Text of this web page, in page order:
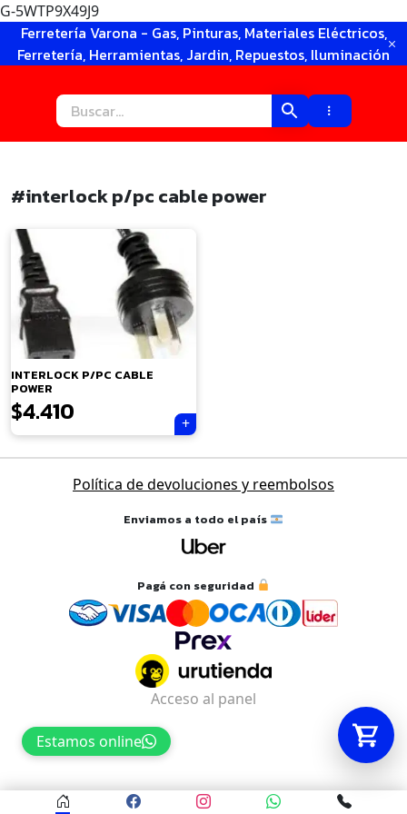
G-5WTP9X49J9
Ferretería Varona - Gas, Pinturas, Materiales Eléctricos,
Ferretería, Herramientas, Jardin, Repuestos, Iluminación
#interlock p/pc cable power
INTERLOCK P/PC CABLE
POWER
$4.410
Política de devoluciones y reembolsos
Enviamos a todo el país
Pagá con seguridad
Estamos online
Acceso al panel
Tu carrito está vacío.
Agregá un producto y aparecerá acá